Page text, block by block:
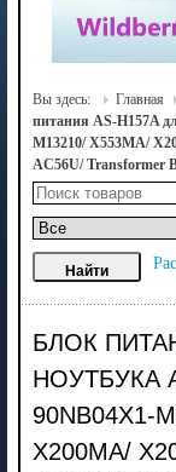
Вы здесь: Главная
питания AS-H157A
M13210/ X553MA/
AC56U/ Transformer
БЛОК
НОУТБУКА
90NB04X1-
X200MA/